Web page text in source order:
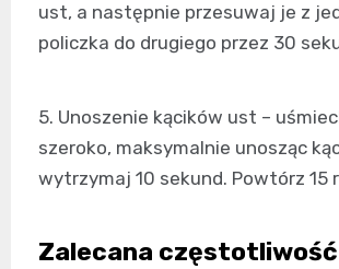
ust, a następnie przesuwaj je z
policzka do drugiego przez 30
5. Unoszenie kącików ust –
szeroko, maksymalnie unosząc
wytrzymaj 10 sekund. Powtórz 15
Zalecana